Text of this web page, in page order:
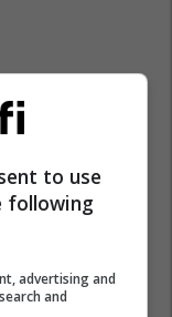
to use
following
advertising and
and